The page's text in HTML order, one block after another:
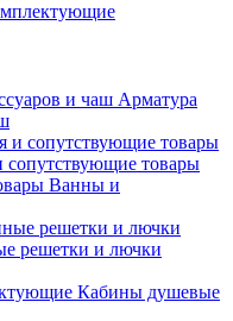
Арматура
сопутствующие товары
Ванны и
решетки и лючки
Кабины душевые